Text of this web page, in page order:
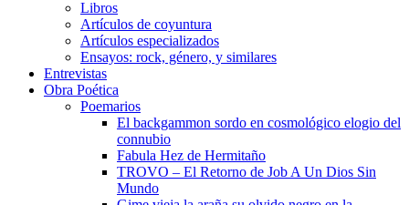
Libros
Artículos de coyuntura
Artículos especializados
Ensayos: rock, género, y similares
Entrevistas
Obra Poética
Poemarios
El backgammon sordo en cosmológico elogio del
connubio
Fabula Hez de Hermitaño
TROVO – El Retorno de Job A Un Dios Sin
Mundo